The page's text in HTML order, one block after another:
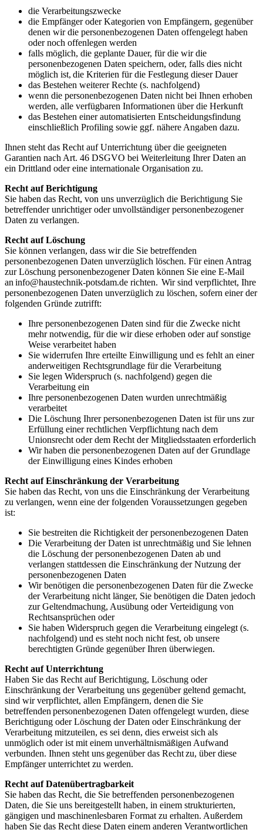
die Verarbeitungszwecke
die Empfänger oder Kategorien von Empfängern, gegenüber
denen wir die personenbezogenen Daten offengelegt haben
oder noch offenlegen werden
falls möglich, die geplante Dauer, für die wir die
personenbezogenen Daten speichern, oder, falls dies nicht
möglich ist, die Kriterien für die Festlegung dieser Dauer
das Bestehen weiterer Rechte (s. nachfolgend)
wenn die personenbezogenen Daten nicht bei Ihnen erhoben
werden, alle verfügbaren Informationen über die Herkunft
das Bestehen einer automatisierten Entscheidungsfindung
einschließlich Profiling sowie ggf. nähere Angaben dazu.
Ihnen steht das Recht auf Unterrichtung über die geeigneten
Garantien nach Art. 46 DSGVO bei Weiterleitung Ihrer Daten an
ein Drittland oder eine internationale Organisation zu.
Recht auf Berichtigung
Sie haben das Recht, von uns unverzüglich die Berichtigung Sie
betreffender unrichtiger oder unvollständiger personenbezogener
Daten zu verlangen.
Recht auf Löschung
Sie können verlangen, dass wir die Sie betreffenden
personenbezogenen Daten unverzüglich löschen. Für einen Antrag
zur Löschung personenbezogener Daten können Sie eine E-Mail
an info@haustechnik-potsdam.de richten. Wir sind verpflichtet, Ihre
personenbezogenen Daten unverzüglich zu löschen, sofern einer der
folgenden Gründe zutrifft:
Ihre personenbezogenen Daten sind für die Zwecke nicht
mehr notwendig, für die wir diese erhoben oder auf sonstige
Weise verarbeitet haben
Sie widerrufen Ihre erteilte Einwilligung und es fehlt an einer
anderweitigen Rechtsgrundlage für die Verarbeitung
Sie legen Widerspruch (s. nachfolgend) gegen die
Verarbeitung ein
Ihre personenbezogenen Daten wurden unrechtmäßig
verarbeitet
Die Löschung Ihrer personenbezogenen Daten ist für uns zur
Erfüllung einer rechtlichen Verpflichtung nach dem
Unionsrecht oder dem Recht der Mitgliedsstaaten erforderlich
Wir haben die personenbezogenen Daten auf der Grundlage
der Einwilligung eines Kindes erhoben
Recht auf Einschränkung der Verarbeitung
Sie haben das Recht, von uns die Einschränkung der Verarbeitung
zu verlangen, wenn eine der folgenden Voraussetzungen gegeben
ist:
Sie bestreiten die Richtigkeit der personenbezogenen Daten
Die Verarbeitung der Daten ist unrechtmäßig und Sie lehnen
die Löschung der personenbezogenen Daten ab und
verlangen stattdessen die Einschränkung der Nutzung der
personenbezogenen Daten
Wir benötigen die personenbezogenen Daten für die Zwecke
der Verarbeitung nicht länger, Sie benötigen die Daten jedoch
zur Geltendmachung, Ausübung oder Verteidigung von
Rechtsansprüchen oder
Sie haben Widerspruch gegen die Verarbeitung eingelegt (s.
nachfolgend) und es steht noch nicht fest, ob unsere
berechtigten Gründe gegenüber Ihren überwiegen.
Recht auf Unterrichtung
Haben Sie das Recht auf Berichtigung, Löschung oder
Einschränkung der Verarbeitung uns gegenüber geltend gemacht,
sind wir verpflichtet, allen Empfängern, denen die Sie
betreffenden personenbezogenen Daten offengelegt wurden, diese
Berichtigung oder Löschung der Daten oder Einschränkung der
Verarbeitung mitzuteilen, es sei denn, dies erweist sich als
unmöglich oder ist mit einem unverhältnismäßigen Aufwand
verbunden. Ihnen steht uns gegenüber das Rechtzu, über diese
Empfänger unterrichtet zu werden.
Recht auf Datenübertragbarkeit
Sie haben das Recht, die Sie betreffenden personenbezogenen
Daten, die Sie uns bereitgestellt haben, in einem strukturierten,
gängigen und maschinenlesbaren Format zu erhalten. Außerdem
haben Sie das Recht diese Daten einem anderen Verantwortlichen